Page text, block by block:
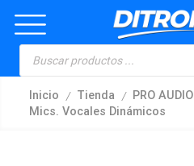
Inicio / Tienda / PRO AUDIO
Mics. Vocales Dinámicos